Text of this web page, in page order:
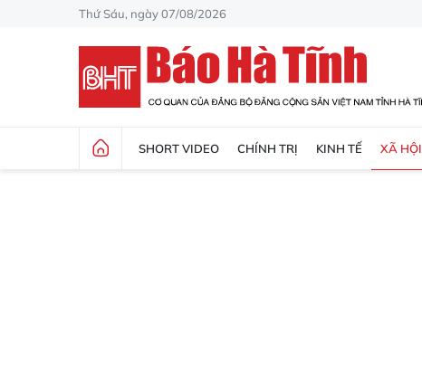
Thứ Sáu, ngày 07/08/2026
SHORT VIDEO CHÍNH TRỊ KINH TẾ XÃ HỘI